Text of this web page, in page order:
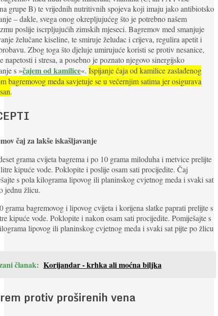
grupe B) te vrijednih nutritivnih spojeva koji imaju jako antibiotsko
– dakle, svega onog okrepljujućeg što je potrebno našem
poslije iscrpljujućih zimskih mjeseci. Bagremov med smanjuje
želučane kiseline, te smiruje želudac i crijeva, regulira apetit i
Zbog toga što djeluje umirujuće koristi se protiv nesanice,
napetosti i stresa, a posebno je poznato njegovo sinergijsko
s »čajem od kamilice«. Ispijanje čaja od kamilice zaslađenog
bagremovog meda savjetuje se u večernjim satima jer osigurava
.
čaj za lakše iskašljavanje
grama cvijeta bagrema i po 10 grama miloduha i metvice prelijte
kipuće vode. Poklopite i poslije osam sati procijedite. Čaj
s pola kilograma lipovog ili planinskog cvjetnog meda i svaki sat
jednu žlicu.
grama bagremovog i lipovog cvijeta i korijena slatke paprati prelijte s
kipuće vode. Poklopite i nakon osam sati procijedite. Pomiješajte s
lipovog ili planinskog cvjetnog meda i svaki sat pijte po žlicu
članak: Korijandar - krhka ali moćna biljka
protiv proširenih vena